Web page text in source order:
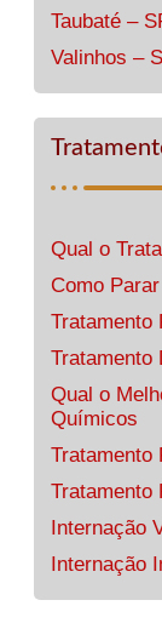
Taubaté –
Valinhos –
Qual o
Como
Tratamento
Tratamento
Qual o
Químicos
Tratamento
Tratamento
Internação
Internação